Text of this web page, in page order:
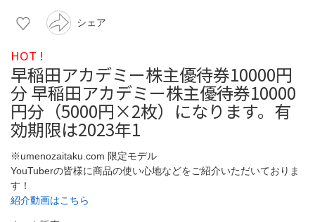
シェア
HOT !
早稲田アカデミー株主優待券10000円
分 早稲田アカデミー株主優待券10000
円分（5000円×2枚）になります。有
効期限は2023年1
※umenozaitaku.com 限定モデル
YouTuberの皆様に商品の使い心地などをご紹介いただいておりま
す！
紹介動画はこちら